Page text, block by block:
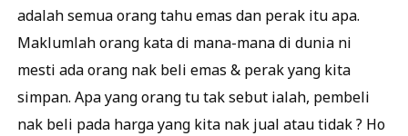
adalah semua orang tahu emas dan perak itu apa.
Maklumlah orang kata di mana-mana di dunia ni
mesti ada orang nak beli emas & perak yang kita
simpan. Apa yang orang tu tak sebut ialah, pembeli
nak beli pada harga yang kita nak jual atau tidak ? Ho